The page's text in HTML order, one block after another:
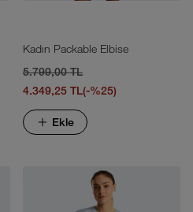
Kadın Packable Elbise
5.799,00 TL
4.349,25 TL(-%25)
Ekle